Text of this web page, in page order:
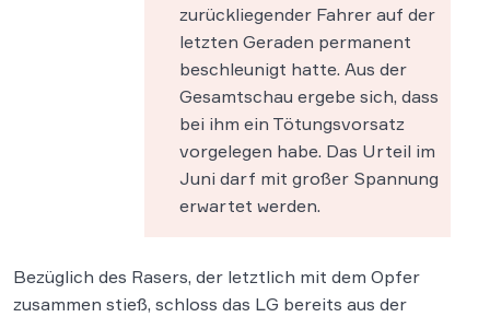
zurückliegender Fahrer auf der
letzten Geraden permanent
beschleunigt hatte. Aus der
Gesamtschau ergebe sich, dass
bei ihm ein Tötungsvorsatz
vorgelegen habe. Das Urteil im
Juni darf mit großer Spannung
erwartet werden.
Bezüglich des Rasers, der letztlich mit dem Opfer
zusammen stieß, schloss das LG bereits aus der